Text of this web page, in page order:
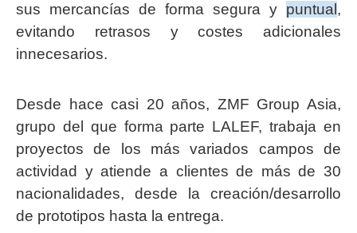
sus mercancías de forma segura y puntual ,
evitando retrasos y costes adicionales
innecesarios.
Desde hace casi 20 años, ZMF Group Asia,
grupo del que forma parte LALEF, trabaja en
proyectos de los más variados campos de
actividad y atiende a clientes de más de 30
nacionalidades, desde la creación/desarrollo
de prototipos hasta la entrega.